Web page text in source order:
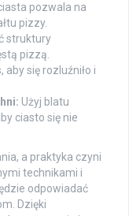
pozwala na
pizzy.
struktury
pizzą.
aby się rozluźniło i
Użyj blatu
ciasto się nie
a praktyka czyni
technikami i
odpowiadać
Dzięki